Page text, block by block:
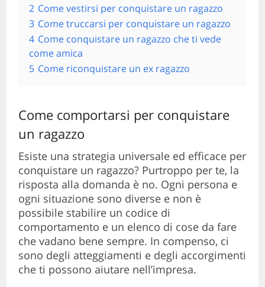
2 Come vestirsi per conquistare un ragazzo
3 Come truccarsi per conquistare un ragazzo
4 Come conquistare un ragazzo che ti vede
come amica
5 Come riconquistare un ex ragazzo
Come comportarsi per conquistare
un ragazzo
Esiste una strategia universale ed efficace per
conquistare un ragazzo? Purtroppo per te, la
risposta alla domanda è no. Ogni persona e
ogni situazione sono diverse e non è
possibile stabilire un codice di
comportamento e un elenco di cose da fare
che vadano bene sempre. In compenso, ci
sono degli atteggiamenti e degli accorgimenti
che ti possono aiutare nell’impresa.